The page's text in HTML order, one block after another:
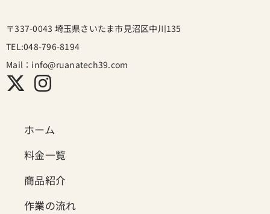
〒337-0043 埼玉県さいたま市見沼区中川135
TEL:048-796-8194
Mail：info@ruanatech39.com
ホーム
料金一覧
商品紹介
作業の流れ